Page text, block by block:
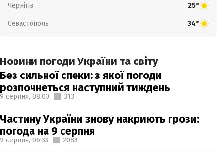
Чернігів 25°
Севастополь 34°
Новини погоди України та світу
Без сильної спеки: з якої погоди
розпочнеться наступний тиждень
9 серпня, 08:00 313
Частину України знову накриють грози:
погода на 9 серпня
9 серпня, 06:33 2083